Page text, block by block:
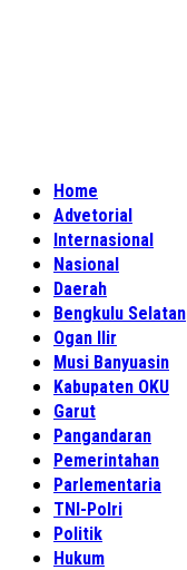
Home
Advetorial
Internasional
Nasional
Daerah
Bengkulu Selatan
Ogan Ilir
Musi Banyuasin
Kabupaten OKU
Garut
Pangandaran
Pemerintahan
Parlementaria
TNI-Polri
Politik
Hukum